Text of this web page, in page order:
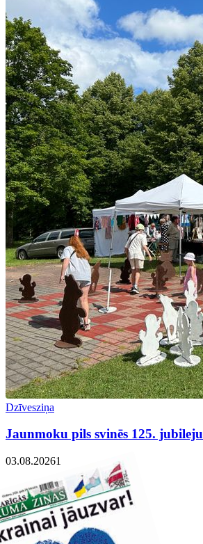
Dzīvesziņa
Jaunmoku pils svinēs 125. jubileju
03.08.20261